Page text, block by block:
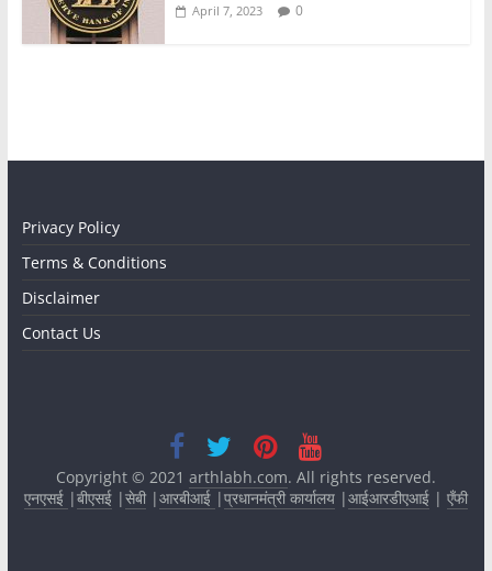
April 7, 2023 0
Privacy Policy
Terms & Conditions
Disclaimer
Contact Us
Copyright © 2021 arthlabh.com. All rights reserved.
एनएसई |बीएसई|सेबी|आरबीआई |प्रधानमंत्री कार्यालय|आईआरडीएआई| एँफी